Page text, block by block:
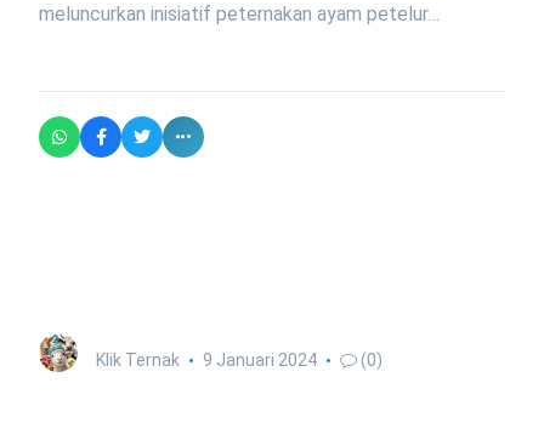
meluncurkan inisiatif peternakan ayam petelur…
Klik Ternak 9 Januari 2024 (0)